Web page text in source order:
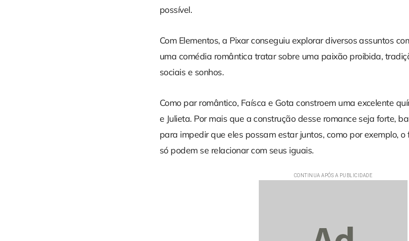
possível.
Com Elementos, a Pixar conseguiu explorar diversos assuntos
uma comédia romântica tratar sobre uma paixão proibida,
sociais e sonhos.
Como par romântico, Faísca e Gota constroem uma excelente
e Julieta. Por mais que a construção desse romance seja forte,
para impedir que eles possam estar juntos, como por exemplo,
só podem se relacionar com seus iguais.